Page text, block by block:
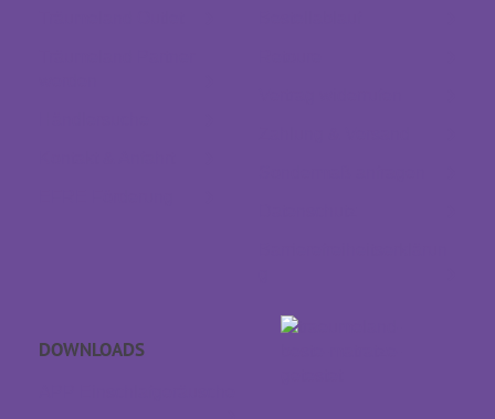
DOWNLOADS